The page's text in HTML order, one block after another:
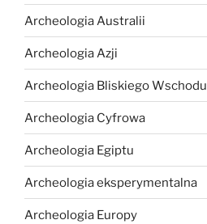
Archeologia Australii
Archeologia Azji
Archeologia Bliskiego Wschodu
Archeologia Cyfrowa
Archeologia Egiptu
Archeologia eksperymentalna
Archeologia Europy